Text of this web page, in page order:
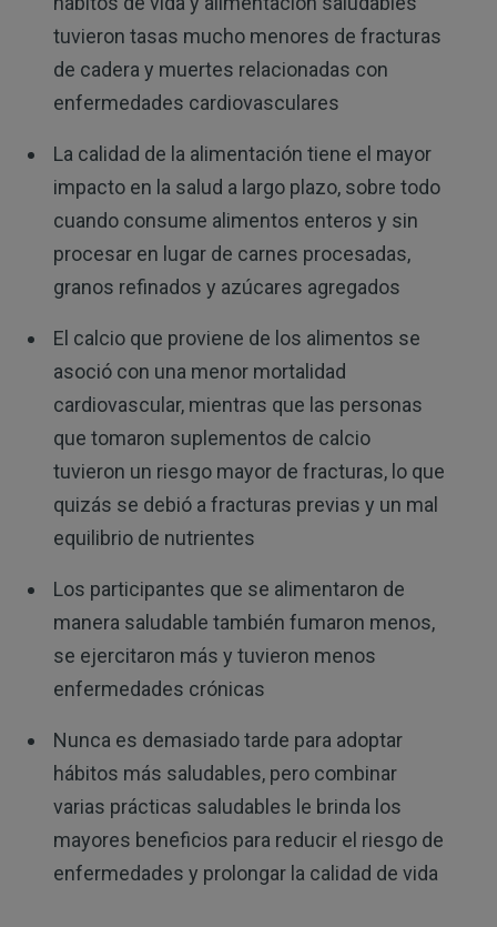
tuvieron tasas mucho menores de fracturas
de cadera y muertes relacionadas con
enfermedades cardiovasculares
La calidad de la alimentación tiene el mayor
impacto en la salud a largo plazo, sobre todo
cuando consume alimentos enteros y sin
procesar en lugar de carnes procesadas,
granos refinados y azúcares agregados
El calcio que proviene de los alimentos se
asoció con una menor mortalidad
cardiovascular, mientras que las personas
que tomaron suplementos de calcio
tuvieron un riesgo mayor de fracturas, lo que
quizás se debió a fracturas previas y un mal
equilibrio de nutrientes
Los participantes que se alimentaron de
manera saludable también fumaron menos,
se ejercitaron más y tuvieron menos
enfermedades crónicas
Nunca es demasiado tarde para adoptar
hábitos más saludables, pero combinar
varias prácticas saludables le brinda los
mayores beneficios para reducir el riesgo de
enfermedades y prolongar la calidad de vida